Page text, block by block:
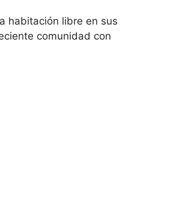
habitación libre en sus
comunidad con